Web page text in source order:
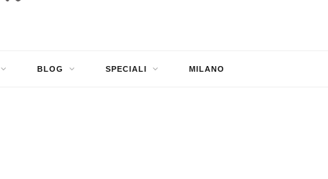
BLOG SPECIALI MILANO